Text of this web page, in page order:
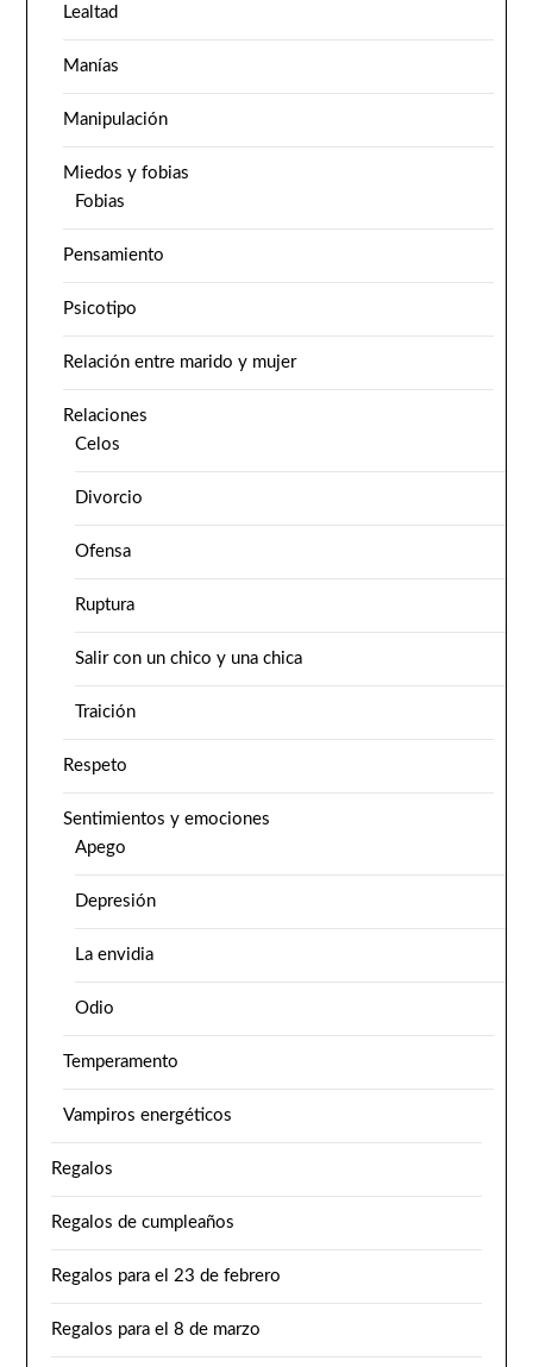
Lealtad
Manías
Manipulación
Miedos y fobias
Fobias
Pensamiento
Psicotipo
Relación entre marido y mujer
Relaciones
Celos
Divorcio
Ofensa
Ruptura
Salir con un chico y una chica
Traición
Respeto
Sentimientos y emociones
Apego
Depresión
La envidia
Odio
Temperamento
Vampiros energéticos
Regalos
Regalos de cumpleaños
Regalos para el 23 de febrero
Regalos para el 8 de marzo